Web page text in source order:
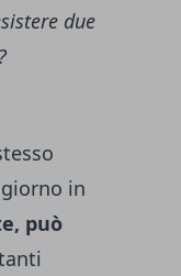
due
in
può